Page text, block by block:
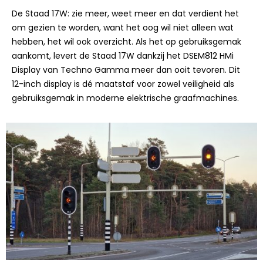
De Staad 17W: zie meer, weet meer en dat verdient het
om gezien te worden, want het oog wil niet alleen wat
hebben, het wil ook overzicht. Als het op gebruiksgemak
aankomt, levert de Staad 17W dankzij het DSEM812 HMi
Display van Techno Gamma meer dan ooit tevoren. Dit
12-inch display is dé maatstaf voor zowel veiligheid als
gebruiksgemak in moderne elektrische graafmachines.